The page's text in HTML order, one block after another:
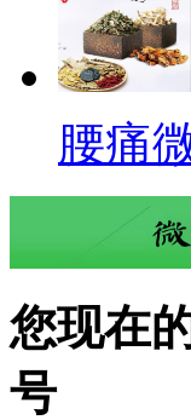
腰痛
您现在
号